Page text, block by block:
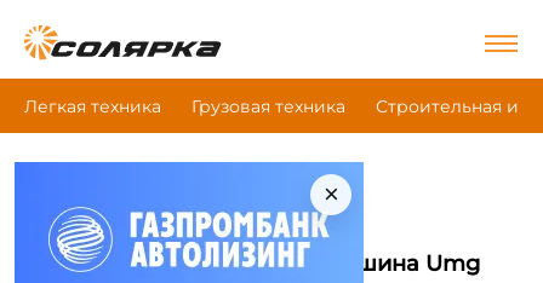
Легкая техника Грузовая техника Строительная и
×
Главная
Снегоуплотнительная машина | Umg Рт9
Снегоуплотнительная машина Umg